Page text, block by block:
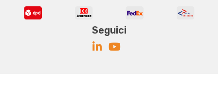
Seguici